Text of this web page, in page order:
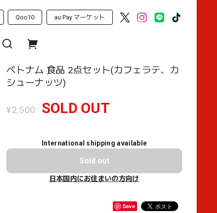
Qoo10 au Pay マーケット
ベトナム 食品 2点セット(カフェラテ、カ
シューナッツ)
¥2,500 SOLD OUT
International shipping available
Sold out
日本国内にお住まいの方向け
Save